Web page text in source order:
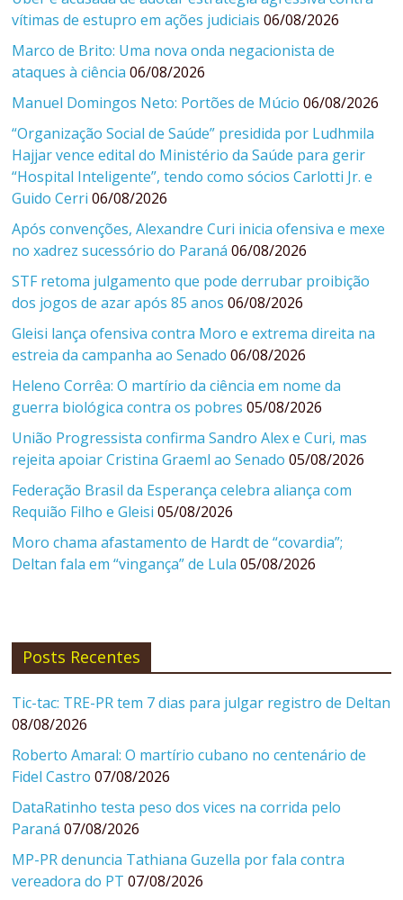
vítimas de estupro em ações judiciais 06/08/2026
Marco de Brito: Uma nova onda negacionista de
ataques à ciência 06/08/2026
Manuel Domingos Neto: Portões de Múcio 06/08/2026
“Organização Social de Saúde” presidida por Ludhmila
Hajjar vence edital do Ministério da Saúde para gerir
“Hospital Inteligente”, tendo como sócios Carlotti Jr. e
Guido Cerri 06/08/2026
Após convenções, Alexandre Curi inicia ofensiva e mexe
no xadrez sucessório do Paraná 06/08/2026
STF retoma julgamento que pode derrubar proibição
dos jogos de azar após 85 anos 06/08/2026
Gleisi lança ofensiva contra Moro e extrema direita na
estreia da campanha ao Senado 06/08/2026
Heleno Corrêa: O martírio da ciência em nome da
guerra biológica contra os pobres 05/08/2026
União Progressista confirma Sandro Alex e Curi, mas
rejeita apoiar Cristina Graeml ao Senado 05/08/2026
Federação Brasil da Esperança celebra aliança com
Requião Filho e Gleisi 05/08/2026
Moro chama afastamento de Hardt de “covardia”;
Deltan fala em “vingança” de Lula 05/08/2026
Posts Recentes
Tic-tac: TRE-PR tem 7 dias para julgar registro de Deltan
08/08/2026
Roberto Amaral: O martírio cubano no centenário de
Fidel Castro 07/08/2026
DataRatinho testa peso dos vices na corrida pelo
Paraná 07/08/2026
MP-PR denuncia Tathiana Guzella por fala contra
vereadora do PT 07/08/2026